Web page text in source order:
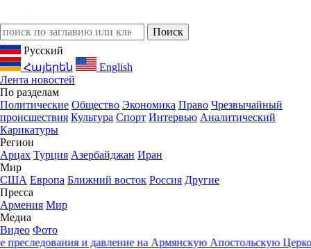
Русский
Հայերեն
English
Лента новостей
По разделам
Политические Общество Экономика Право Чрезвычайный
происшествия Культура Спорт Интервью Аналитический
Карикатуры
Регион
Арцах Турция Азербайджан Иран
Мир
США Европа Ближний восток Россия Другие
Пресса
Армения Мир
Медиа
Видео Фото
и давление на Армянскую Апостольскую Церковь